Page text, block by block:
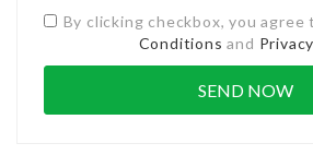
By clicking checkbox, you agree
Conditions and